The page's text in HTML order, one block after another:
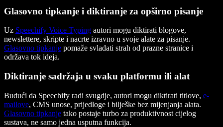
Glasovno tipkanje i diktiranje za opširno pisanje
Uz Speechify Voice Typing autori mogu diktirati blogove,
newslettere, skripte i nacrte izravno u svoje alate za pisanje.
Glasovno tipkanje pomaže svladati strah od prazne stranice i
održava tok ideja.
Diktiranje sadržaja u svaku platformu ili alat
Budući da Speechify radi svugdje, autori mogu diktirati titlove, e-
mailove, CMS unose, prijedloge i bilješke bez mijenjanja alata.
Glasovno tipkanje tako postaje turbo za produktivnost cijelog
sustava, ne samo jedna usputna funkcija.